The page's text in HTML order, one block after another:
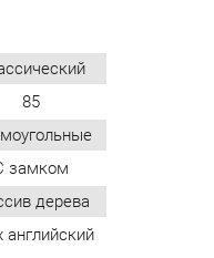
дерева
своим мнением.